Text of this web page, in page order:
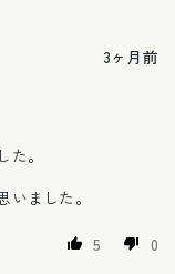
3ヶ月前
。
ました。
5 0